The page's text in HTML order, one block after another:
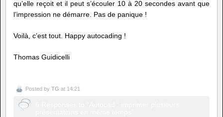
qu’elle reçoit et il peut s’écouler 10 à 20 secondes avant que
l’impression ne démarre. Pas de panique !
Voilà, c’est tout. Happy autocading !
Thomas Guidicelli
Posted by TG at 14:21